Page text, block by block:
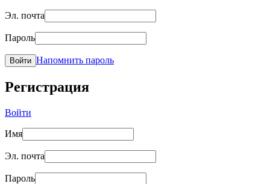
Эл. почта
Пароль
Войти Напомнить пароль
Регистрация
Войти
Имя
Эл. почта
Пароль